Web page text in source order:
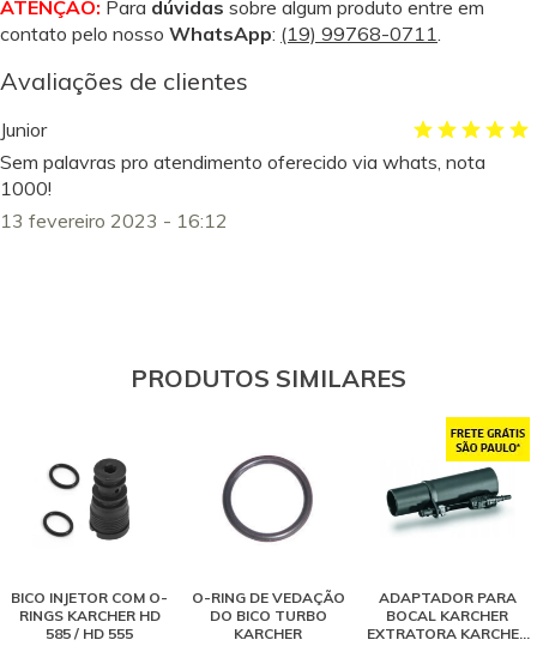
ATENÇÃO: Para dúvidas sobre algum produto entre em
contato pelo nosso WhatsApp: (19) 99768-0711.
Avaliações de clientes
Junior
Sem palavras pro atendimento oferecido via whats, nota
1000!
13 fevereiro 2023 - 16:12
PRODUTOS SIMILARES
BICO INJETOR COM O-
RINGS KARCHER HD
585 / HD 555
O-RING DE VEDAÇÃO
DO BICO TURBO
KARCHER
ADAPTADOR PARA
BOCAL KARCHER
EXTRATORA KARCHER